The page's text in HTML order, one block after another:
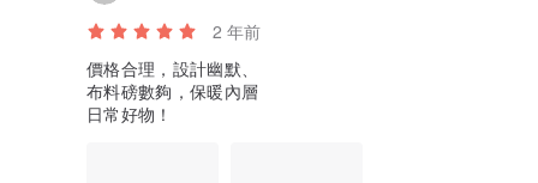
2 年前
價格合理，設計幽默、
布料磅數夠，保暖內層
日常好物！